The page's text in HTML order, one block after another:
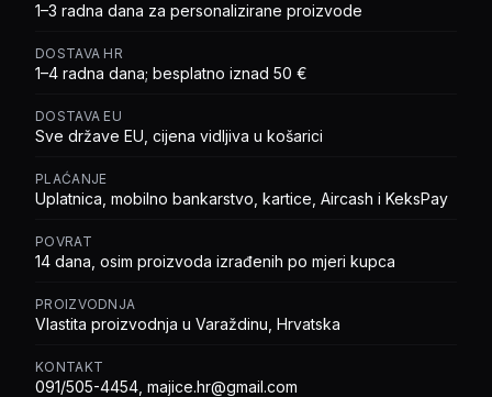
1–3 radna dana za personalizirane proizvode
DOSTAVA HR
1–4 radna dana; besplatno iznad 50 €
DOSTAVA EU
Sve države EU, cijena vidljiva u košarici
PLAĆANJE
Uplatnica, mobilno bankarstvo, kartice, Aircash i KeksPay
POVRAT
14 dana, osim proizvoda izrađenih po mjeri kupca
PROIZVODNJA
Vlastita proizvodnja u Varaždinu, Hrvatska
KONTAKT
091/505-4454, majice.hr@gmail.com